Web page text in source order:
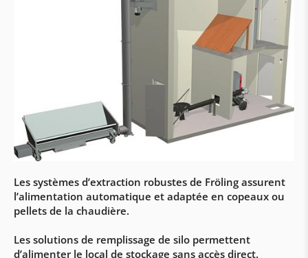
Chauffage et refroidissement par air
Générateurs d’air chaud Nordluft
Ventilo-convecteurs
Chauffage et climatisation par rayonnement
Chauffage biomasse
Chaudières à granulés
Chaudières bûches
Chaudières copeaux
Les systèmes d’extraction robustes de Fröling assurent
l’alimentation automatique et adaptée en copeaux ou
pellets de la chaudière.
Les solutions de remplissage de silo permettent
d’alimenter le local de stockage sans accès direct.